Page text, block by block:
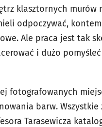
klasztornych murów
odpoczywać,
Ale praca jest tak
i dużo pomyśleć
fotografowanych
barw.
Tarasewicza